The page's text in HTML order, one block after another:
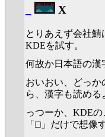
X
とりあえず会社
KDEを試す。
何故か日本語の漢
おいおい、どっ
ら、漢字も読める
っつーか、KDE
「□」だけで想像